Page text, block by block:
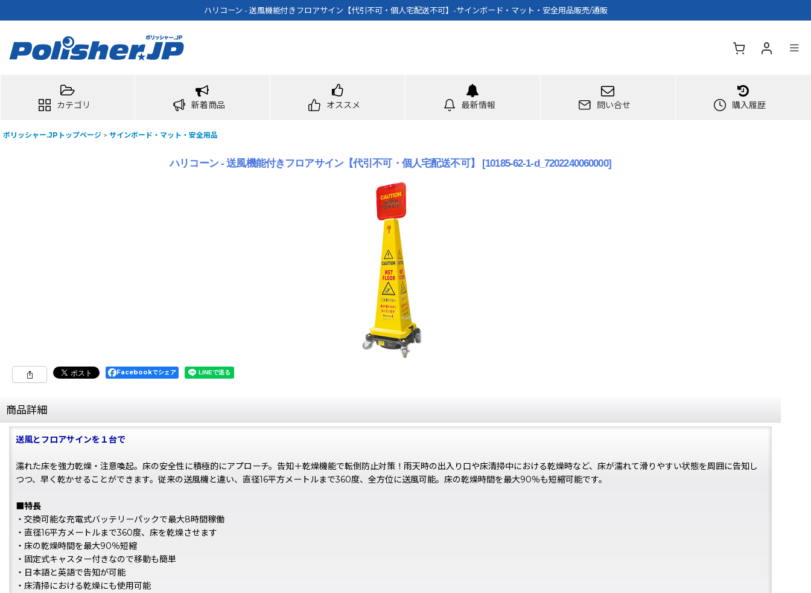
ハリコーン - 送風機能付きフロアサイン【代引不可・個人宅配送不可】-サインボード・マット・安全用品販売/通販
カテゴリ 新着商品 オススメ 最新情報 問い合せ 購入履歴
ポリッシャー.JPトップページ > サインボード・マット・安全用品
ハリコーン - 送風機能付きフロアサイン【代引不可・個人宅配送不可】 [10185-62-1-d_7202240060000]
Facebookでシェア
商品詳細
送風とフロアサインを１台で
濡れた床を強力乾燥・注意喚起。床の安全性に積極的にアプローチ。告知＋乾燥機能で転倒防止対策！雨天時の出入り口や床清掃中における乾燥時など、床が濡れて滑りやすい状態を周囲に告知し
つつ、早く乾かせることができます。従来の送風機と違い、直径16平方メートルまで360度、全方位に送風可能。床の乾燥時間を最大90％も短縮可能です。
■特長
・交換可能な充電式バッテリーパックで最大8時間稼働
・直径16平方メートルまで360度、床を乾燥させます
・床の乾燥時間を最大90％短縮
・固定式キャスター付きなので移動も簡単
・日本語と英語で告知が可能
・床清掃における乾燥にも使用可能